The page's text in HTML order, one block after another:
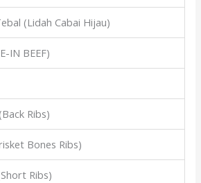
(Lidah Cabai Hijau)
IN BEEF)
Ribs)
Bones Ribs)
Ribs)